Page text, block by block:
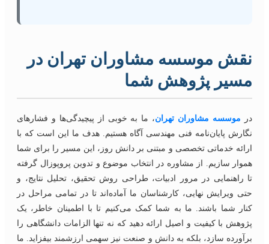
نقش موسسه مشاوران تهران در
مسیر پژوهش شما
در موسسه مشاوران تهران، ما به خوبی از پیچیدگی‌ها و فشارهای
نگارش پایان‌نامه فنی مهندسی آگاه هستیم. هدف ما این است که با
ارائه خدماتی تخصصی و مبتنی بر دانش روز، این مسیر را برای شما
هموار سازیم. از مشاوره در انتخاب موضوع و تدوین پروپوزال گرفته
تا راهنمایی در مرور ادبیات، طراحی روش تحقیق، تحلیل نتایج، و
حتی ویرایش نهایی، کارشناسان ما آماده‌اند تا در تمامی مراحل در
کنار شما باشند. ما به شما کمک می‌کنیم تا با اطمینان خاطر، یک
پژوهش با کیفیت و اصیل ارائه دهید که نه تنها الزامات دانشگاهی را
برآورده سازد، بلکه به دانش و صنعت نیز سهمی ارزشمند بیفزاید. ما